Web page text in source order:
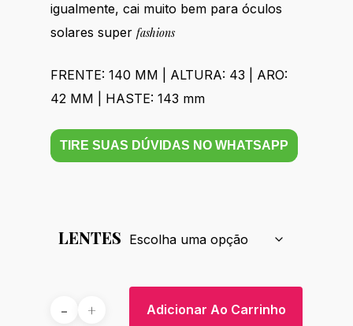
igualmente, cai muito bem para óculos
solares super fashions
FRENTE: 140 MM | ALTURA: 43 | ARO:
42 MM | HASTE: 143 mm
TIRE SUAS DÚVIDAS NO WHATSAPP
LENTES
Adicionar Ao Carrinho